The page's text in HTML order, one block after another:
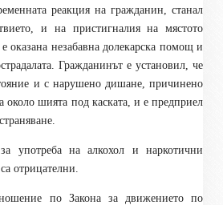
реакция на гражданин, станал
и на пристигналия на мястото
оказана незабавна долекарска помощ и
Гражданинът е установил, че
и с нарушено дишане, причинено
около шията под каската, и е предприел
употреба на алкохол и наркотични
отрицателни.
по Закона за движението по